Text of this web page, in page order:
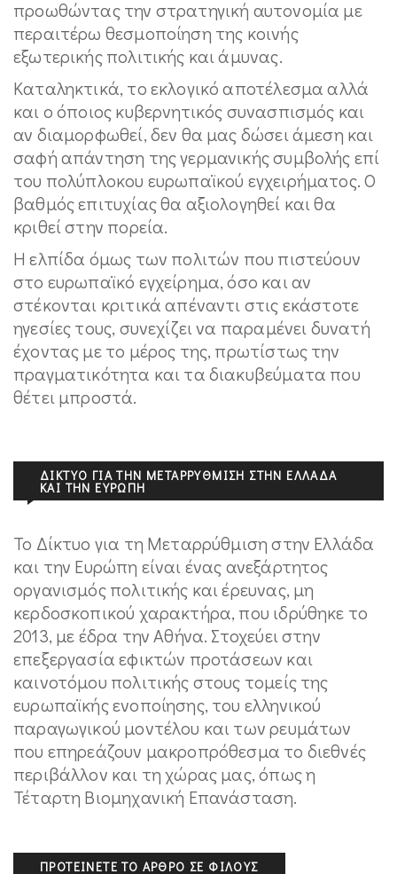
προωθώντας την στρατηγική αυτονομία με
περαιτέρω θεσμοποίηση της κοινής
εξωτερικής πολιτικής και άμυνας.
Καταληκτικά, το εκλογικό αποτέλεσμα αλλά
και ο όποιος κυβερνητικός συνασπισμός και
αν διαμορφωθεί, δεν θα μας δώσει άμεση και
σαφή απάντηση της γερμανικής συμβολής επί
του πολύπλοκου ευρωπαϊκού εγχειρήματος. Ο
βαθμός επιτυχίας θα αξιολογηθεί και θα
κριθεί στην πορεία.
Η ελπίδα όμως των πολιτών που πιστεύουν
στο ευρωπαϊκό εγχείρημα, όσο και αν
στέκονται κριτικά απέναντι στις εκάστοτε
ηγεσίες τους, συνεχίζει να παραμένει δυνατή
έχοντας με το μέρος της, πρωτίστως την
πραγματικότητα και τα διακυβεύματα που
θέτει μπροστά.
ΔΊΚΤΥΟ ΓΙΑ ΤΗΝ ΜΕΤΑΡΡΎΘΜΙΣΗ ΣΤΗΝ ΕΛΛΆΔΑ
ΚΑΙ ΤΗΝ ΕΥΡΏΠΗ
Το Δίκτυο για τη Μεταρρύθμιση στην Ελλάδα
και την Ευρώπη είναι ένας ανεξάρτητος
οργανισμός πολιτικής και έρευνας, μη
κερδοσκοπικού χαρακτήρα, που ιδρύθηκε το
2013, με έδρα την Αθήνα. Στοχεύει στην
επεξεργασία εφικτών προτάσεων και
καινοτόμου πολιτικής στους τομείς της
ευρωπαϊκής ενοποίησης, του ελληνικού
παραγωγικού μοντέλου και των ρευμάτων
που επηρεάζουν μακροπρόθεσμα το διεθνές
περιβάλλον και τη χώρας μας, όπως η
Τέταρτη Βιομηχανική Επανάσταση.
ΠΡΟΤΕΊΝΕΤΕ ΤΟ ΆΡΘΡΟ ΣΕ ΦΊΛΟΥΣ